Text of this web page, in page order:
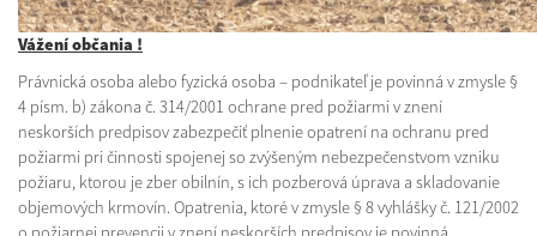
Vážení občania !
Právnická osoba alebo fyzická osoba – podnikateľ je povinná v zmysle §
4 písm. b) zákona č. 314/2001 ochrane pred požiarmi v znení
neskorších predpisov zabezpečiť plnenie opatrení na ochranu pred
požiarmi pri činnosti spojenej so zvýšeným nebezpečenstvom vzniku
požiaru, ktorou je zber obilnín, s ich pozberová úprava a skladovanie
objemových krmovín. Opatrenia, ktoré v zmysle § 8 vyhlášky č. 121/2002